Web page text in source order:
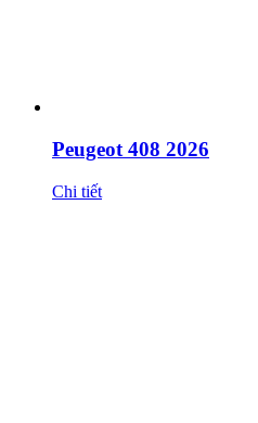
Peugeot 408 2026
Chi tiết